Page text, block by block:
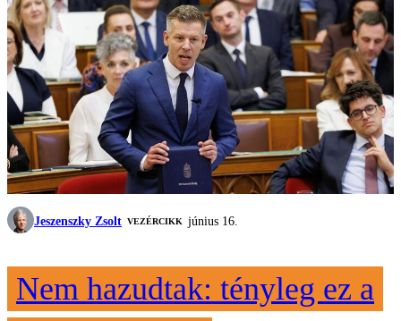
Jeszenszky Zsolt VEZÉRCIKK június 16.
Nem hazudtak: tényleg ez a